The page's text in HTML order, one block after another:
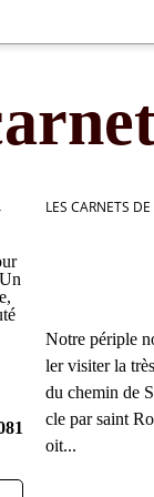
LES CARNETS
Notre périple
ler visiter la
du chemin de
cle par saint
oit...